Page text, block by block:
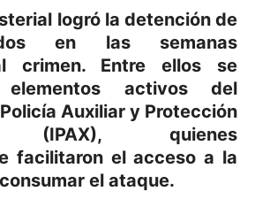
logró la detención de
en las semanas
crimen. Entre ellos se
elementos activos del
Auxiliar y Protección
(IPAX), quienes
facilitaron el acceso a la
el ataque.